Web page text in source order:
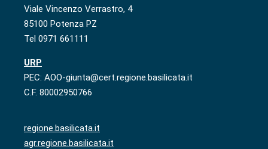
Viale Vincenzo Verrastro, 4
85100 Potenza PZ
Tel 0971 661111
URP
PEC: AOO-giunta@cert.regione.basilicata.it
C.F. 80002950766
regione.basilicata.it
agr.regione.basilicata.it